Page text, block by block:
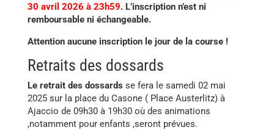
30 avril 2026 à 23h59. L’inscription n’est ni
remboursable ni échangeable.
Attention aucune inscription le jour de la course !
Retraits des dossards
Le retrait des dossards se fera le samedi 02 mai
2025 sur la place du Casone ( Place Austerlitz) à
Ajaccio de 09h30 à 19h30 où des animations
,notamment pour enfants ,seront prévues.